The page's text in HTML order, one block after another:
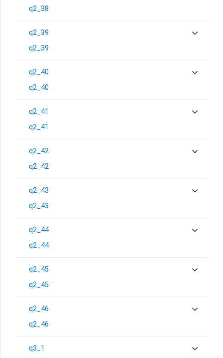
q2_38
q2_39
q2_39
q2_40
q2_40
q2_41
q2_41
q2_42
q2_42
q2_43
q2_43
q2_44
q2_44
q2_45
q2_45
q2_46
q2_46
q3_1